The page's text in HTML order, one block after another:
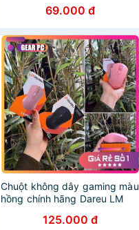
69.000 đ
Chuột không dây gaming màu
hồng chính hãng Dareu LM
Máy Tính Báo Hồng
125.000 đ